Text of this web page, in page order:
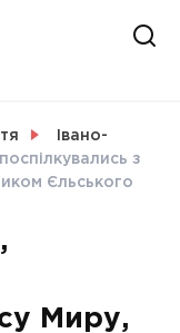
Івано-
з
Єльського
Миру,